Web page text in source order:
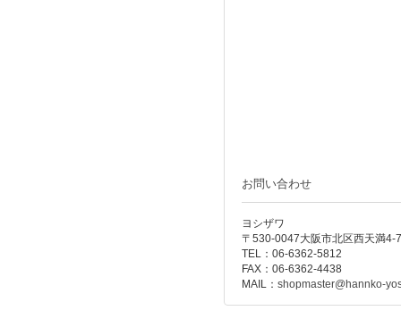
お問い合わせ
ヨシザワ
〒530-0047大阪市北区西天満4-
TEL：06-6362-5812
FAX：06-6362-4438
MAIL： shopmaster@hannko-